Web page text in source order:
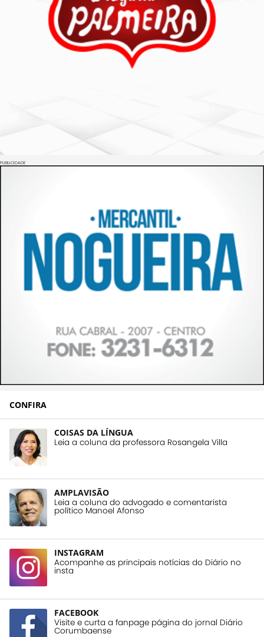
PUBLICIDADE
CONFIRA
COISAS DA LÍNGUA
Leia a coluna da professora Rosangela Villa
AMPLAVISÃO
Leia a coluna do advogado e comentarista
político Manoel Afonso
INSTAGRAM
Acompanhe as principais notícias do Diário no
insta
FACEBOOK
Visite e curta a fanpage página do jornal Diário
Corumbaense